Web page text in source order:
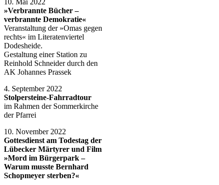
»Verbrannte Bücher –
verbrannte Demokratie«
Veranstaltung der »Omas gegen
rechts« im Literatenviertel
Dodesheide.
Gestaltung einer Station zu
Reinhold Schneider durch den
AK Johannes Prassek
4. September 2022
Stolpersteine-Fahrradtour
im Rahmen der Sommerkirche
der Pfarrei
10. November 2022
Gottesdienst am Todestag der
Lübecker Märtyrer und Film
»Mord im Bürgerpark –
Warum musste Bernhard
Schopmeyer sterben?«